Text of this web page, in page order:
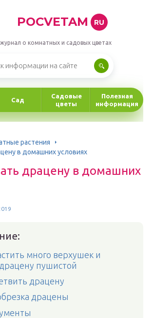
POCVETAM RU
о комнатных и садовых цветах
Сад
Садовые
цветы
Полезная
информация
растения
в домашних условиях
драцену в домашних
много верхушек и
пушистой
драцену
драцены